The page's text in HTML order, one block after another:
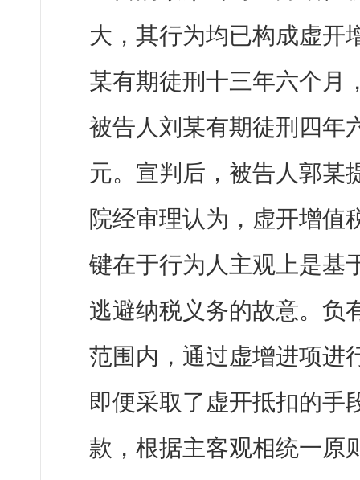
大，其行为均已构成虚开
某有期徒刑十三年六个月
被告人刘某有期徒刑四年
元。宣判后，被告人郭某
院经审理认为，虚开增值
键在于行为人主观上是基
逃避纳税义务的故意。负
范围内，通过虚增进项进
即便采取了虚开抵扣的手
款，根据主客观相统一原